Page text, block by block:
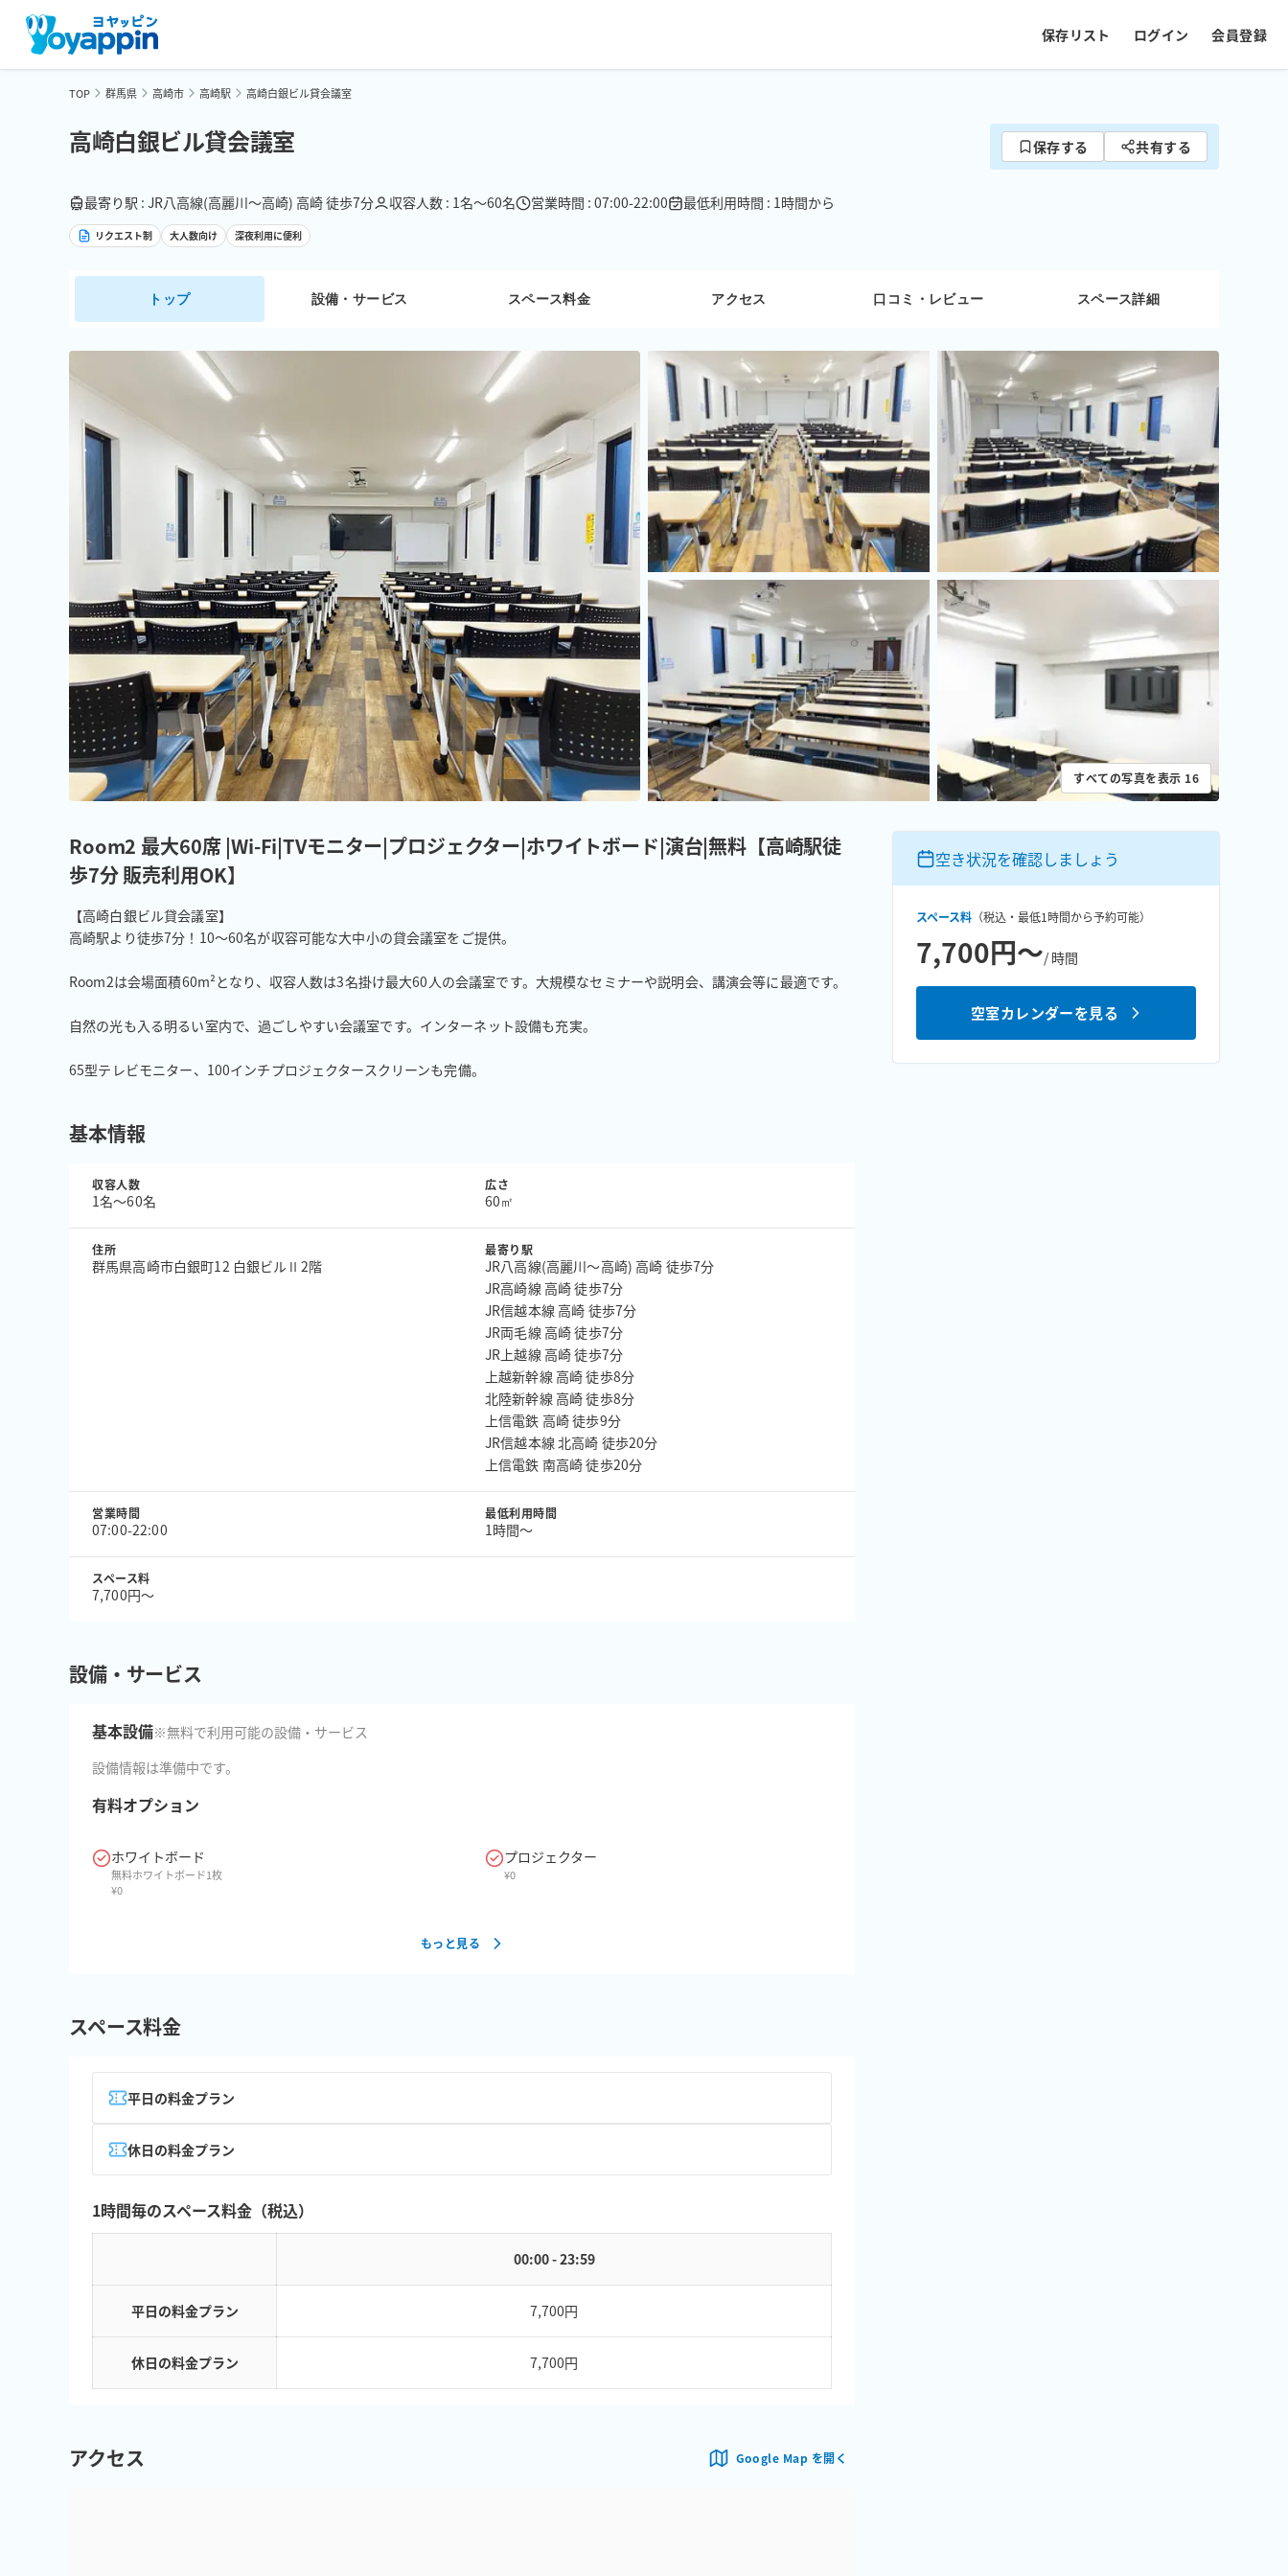
保存リスト ログイン 会員登録
TOP 群馬県 高崎市 高崎駅 高崎白銀ビル貸会議室
すべての写真を表示 16
高崎白銀ビル貸会議室 保存する 共有する
最寄り駅 : JR八高線(高麗川～高崎) 高崎 徒歩7分 収容人数 : 1名〜60名 営業時間 : 07:00-22:00 最低利用時間 : 1時間から
リクエスト制 大人数向け 深夜利用に便利
トップ 設備・サービス スペース料金 アクセス 口コミ・レビュー スペース詳細
Room2 最大60席 |Wi-Fi|TVモニター|プロジェクター|ホワイトボード|演台|無料【高崎駅徒
歩7分 販売利用OK】
【高崎白銀ビル貸会議室】
高崎駅より徒歩7分！10～60名が収容可能な大中小の貸会議室をご提供。
Room2は会場面積60m²となり、収容人数は3名掛け最大60人の会議室です。大規模なセミナーや説明会、講演会等に最適です。
自然の光も入る明るい室内で、過ごしやすい会議室です。インターネット設備も充実。
65型テレビモニター、100インチプロジェクタースクリーンも完備。
基本情報
収容人数
1名〜60名
広さ
60㎡
住所
群馬県高崎市白銀町12 白銀ビルⅡ2階
最寄り駅
JR八高線(高麗川～高崎) 高崎 徒歩7分
JR高崎線 高崎 徒歩7分
JR信越本線 高崎 徒歩7分
JR両毛線 高崎 徒歩7分
JR上越線 高崎 徒歩7分
上越新幹線 高崎 徒歩8分
北陸新幹線 高崎 徒歩8分
上信電鉄 高崎 徒歩9分
JR信越本線 北高崎 徒歩20分
上信電鉄 南高崎 徒歩20分
営業時間
07:00-22:00
最低利用時間
1時間〜
スペース料
7,700円〜
設備・サービス
基本設備※無料で利用可能の設備・サービス
設備情報は準備中です。
有料オプション
ホワイトボード
無料ホワイトボード1枚
¥0
プロジェクター
¥0
もっと見る
スペース料金
平日の料金プラン
休日の料金プラン
1時間毎のスペース料金（税込）
00:00 - 23:59
平日の料金プラン 7,700円
休日の料金プラン 7,700円
アクセス Google Map を開く
空き状況を確認しましょう
スペース料 （税込・最低1時間から予約可能）
7,700円〜/ 時間
空室カレンダーを見る